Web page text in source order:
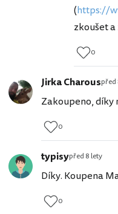
(https://
zkoušet a
0
Jirka Charouspřed
Zakoupeno, díky
0
typisypřed 8 lety
Díky. Koupena
0